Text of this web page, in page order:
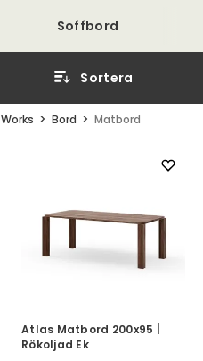
Soffbord
Sortera
Bord Matbord
Atlas Matbord 200x95 |
Rökoljad Ek